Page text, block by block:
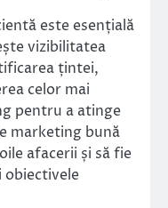
este esențială
vizibilitatea
țintei,
celor mai
pentru a atinge
marketing bună
afacerii și să fie
obiectivele